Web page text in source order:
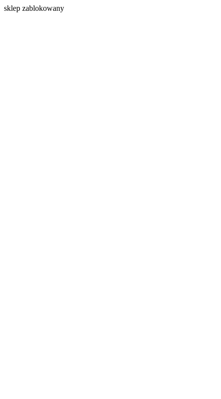
sklep zablokowany